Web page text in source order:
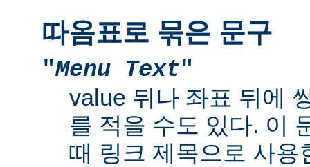
따옴표로 묶은 문구
"Menu Text"
value 뒤나 좌표 뒤에
를 적을 수도 있다. 이
때 링크 제목으로 사용